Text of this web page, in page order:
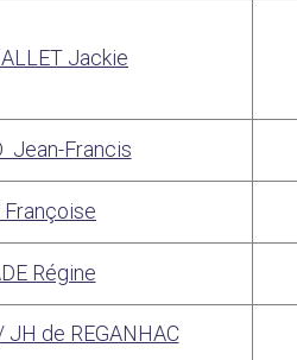
Jackie
Jean-Francis
Françoise
Régine
JH de REGANHAC